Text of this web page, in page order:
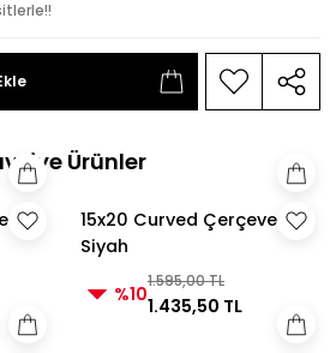
Ürünler
15x20 Curved Çerçeve
Siyah
%10
1.595,00 TL
1.435,50 TL